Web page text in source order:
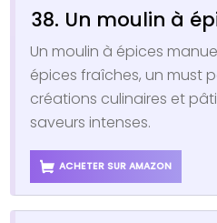
38. Un moulin à
Un moulin à épices
épices fraîches, un must
créations culinaires et
saveurs intenses.
ACHETER SUR AMAZON